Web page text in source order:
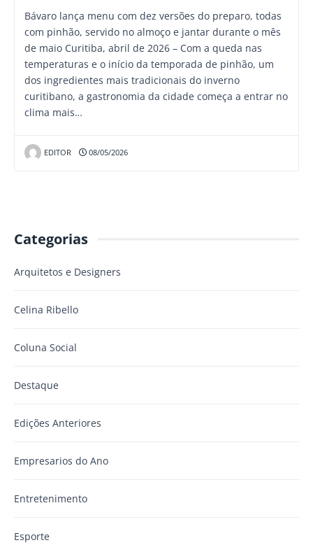
Bávaro lança menu com dez versões do preparo, todas
com pinhão, servido no almoço e jantar durante o mês
de maio Curitiba, abril de 2026 – Com a queda nas
temperaturas e o início da temporada de pinhão, um
dos ingredientes mais tradicionais do inverno
curitibano, a gastronomia da cidade começa a entrar no
clima mais…
EDITOR 08/05/2026
Categorias
Arquitetos e Designers
Celina Ribello
Coluna Social
Destaque
Edições Anteriores
Empresarios do Ano
Entretenimento
Esporte